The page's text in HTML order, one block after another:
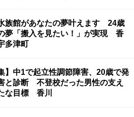
族館があなたの夢叶えます 24歳
夢「搬入を見たい！」が実現 香
多津町
】中1で起立性調節障害、20歳で発
と診断 不登校だった男性の支え
な目標 香川